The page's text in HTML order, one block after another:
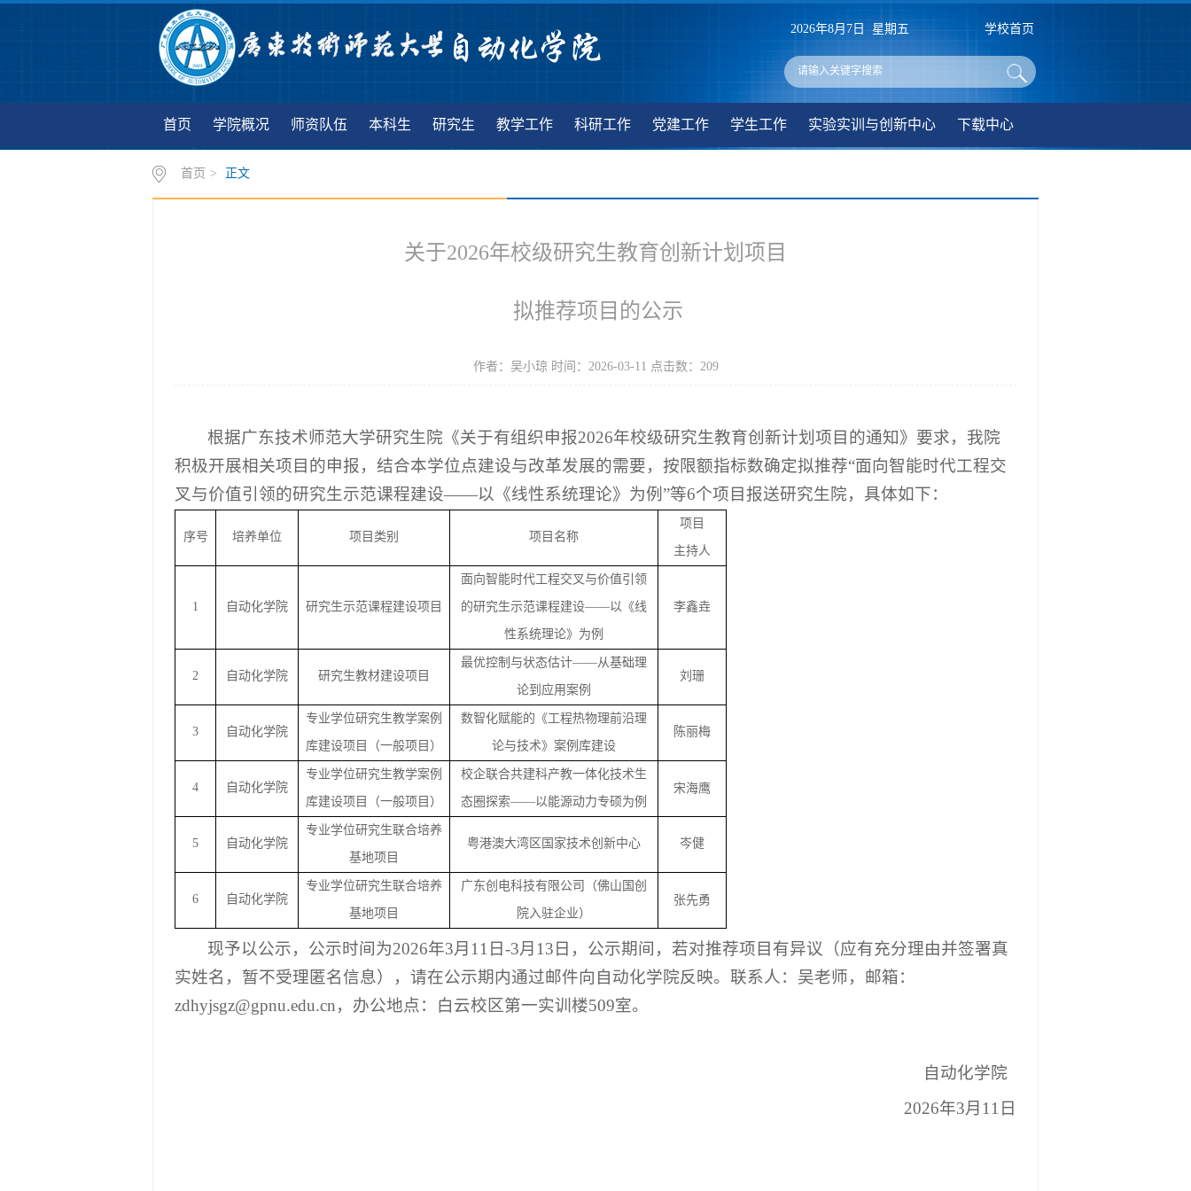
2026年8月7日 星期五 学校首页
首页 学院概况 师资队伍 本科生 研究生 教学工作 科研工作 党建工作 学生工作 实验实训与创新中心 下载中心
首页 > 正文
关于2026年校级研究生教育创新计划项目
拟推荐项目的公示
作者：吴小琼 时间：2026-03-11 点击数： 209
根据广东技术师范大学研究生院 《关于有组织申报2026年校级研究生教育创新计划项目的通知》要求， 我院
积极开展相关项目的申报 ，结合本学位点建设与改革发展的需要，按限额指标数确定拟推荐“面向智能时代工程交
叉与价值引领的研究生示范课程建设——以《线性系统理论》为例”等6个项目报送研究生院，具体如下：
序号 培养单位 项目类别 项目名称
项目
主持人
1 自动化学院 研究生示范课程建设项目
面向智能时代工程交叉与价值引领
的研究生示范课程建设——以《线
性系统理论》为例
李鑫垚
2 自动化学院 研究生教材建设项目
最优控制与状态估计——从基础理
论到应用案例
刘珊
3 自动化学院
专业学位研究生教学案例
库建设项目（一般项目）
数智化赋能的《工程热物理前沿理
论与技术》案例库建设
陈丽梅
4 自动化学院
专业学位研究生教学案例
库建设项目（一般项目）
校企联合共建科产教一体化技术生
态圈探索——以能源动力专硕为例
宋海鹰
5 自动化学院
专业学位研究生联合培养
基地项目
粤港澳大湾区国家技术创新中心 岑健
6 自动化学院
专业学位研究生联合培养
基地项目
广东创电科技有限公司（佛山国创
院入驻企业）
张先勇
现予以公示，公示时间为2026年3月 11 日-3月 13 日，公示期间，若对推荐项目有异议（应有充分理由并签署真
实姓名，暂不受理匿名信息），请在公示期内通过邮件向自动化学院反映。 联系人：吴老师，邮箱：
zdhyjsgz@gpnu.edu.cn，办公地点：白云校区第一实训楼509室。
自动化学院
2026年3月 11 日